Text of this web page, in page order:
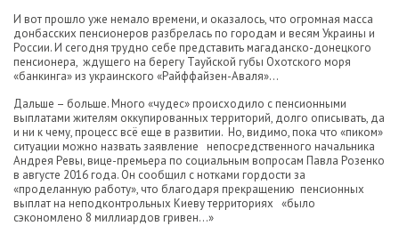
И вот прошло уже немало времени, и оказалось, что огромная масса
донбасских пенсионеров разбрелась по городам и весям Украины и
России. И сегодня трудно себе представить магаданско-донецкого
пенсионера, ждущего на берегу Тауйской губы Охотского моря
«банкинга» из украинского «Райффайзен-Аваля»…
Дальше – больше. Много «чудес» происходило с пенсионными
выплатами жителям оккупированных территорий, долго описывать, да
и ни к чему, процесс всё еще в развитии. Но, видимо, пока что «пиком»
ситуации можно назвать заявление непосредственного начальника
Андрея Ревы, вице-премьера по социальным вопросам Павла Розенко
в августе 2016 года. Он сообщил с нотками гордости за
«проделанную работу», что благодаря прекращению пенсионных
выплат на неподконтрольных Киеву территориях «было
сэкономлено 8 миллиардов гривен…»